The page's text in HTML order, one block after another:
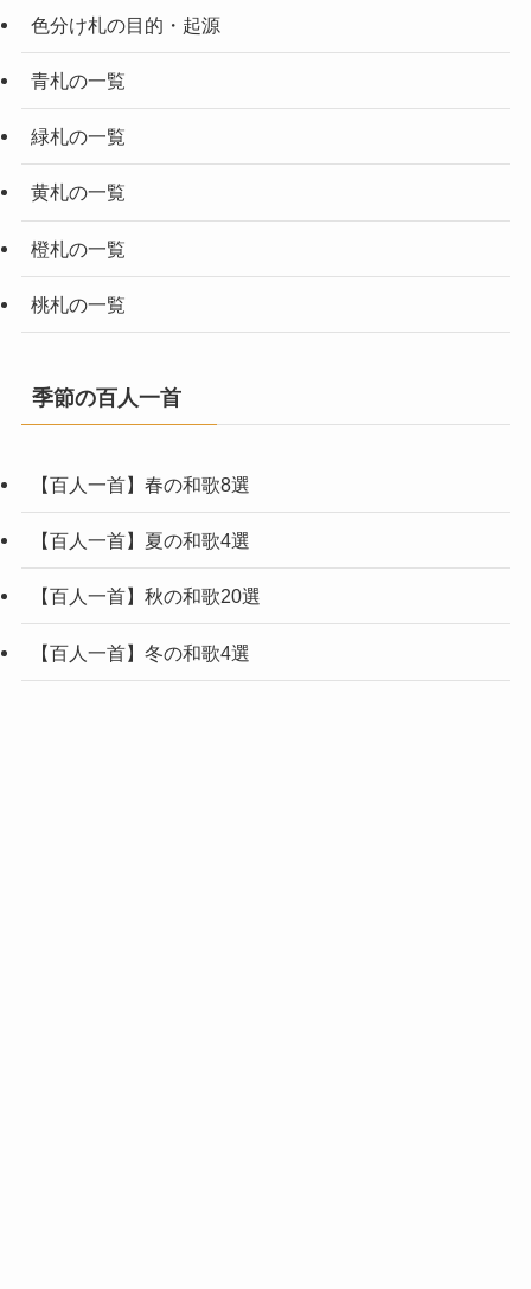
色分け札の目的・起源
青札の一覧
緑札の一覧
黄札の一覧
橙札の一覧
桃札の一覧
季節の百人一首
【百人一首】春の和歌8選
【百人一首】夏の和歌4選
【百人一首】秋の和歌20選
【百人一首】冬の和歌4選